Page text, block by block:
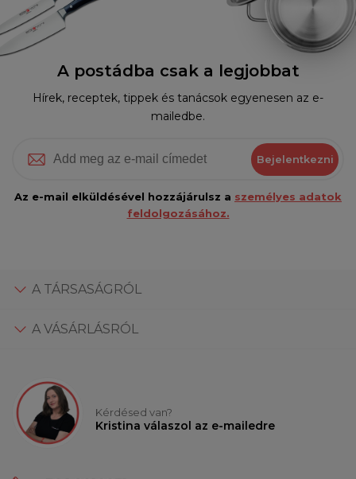
A postádba csak a legjobbat
Hírek, receptek, tippek és tanácsok egyenesen az e-
mailedbe.
Bejelentkezni
Az e-mail elküldésével hozzájárulsz a személyes adatok
feldolgozásához.
A TÁRSASÁGRÓL
A VÁSÁRLÁSRÓL
Kérdésed van?
Kristina válaszol az e-mailedre